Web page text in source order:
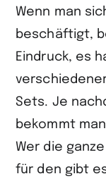
Wenn man
beschäftigt,
Eindruck, es
Sets. Je
bekommt
Wer die
für den gibt es